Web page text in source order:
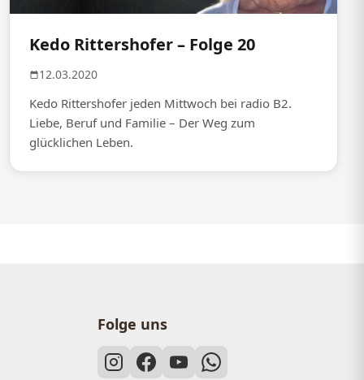
Kedo Rittershofer – Folge 20
12.03.2020
Kedo Rittershofer jeden Mittwoch bei radio B2.
Liebe, Beruf und Familie – Der Weg zum
glücklichen Leben.
Folge uns